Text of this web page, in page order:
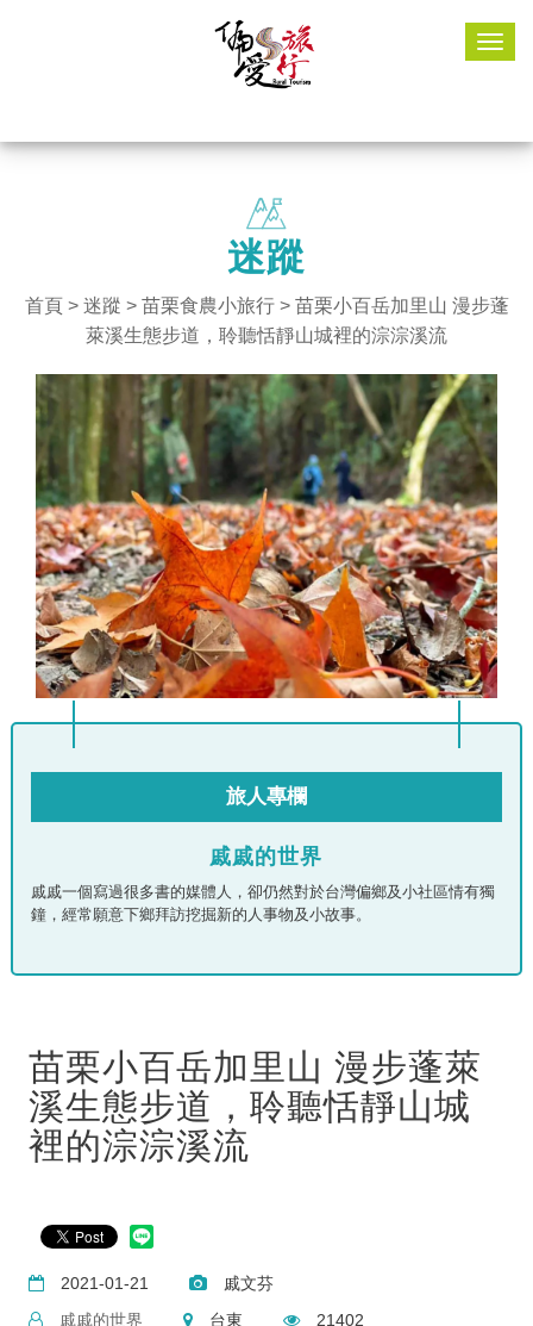
迷蹤
首頁> 迷蹤 > 苗栗食農小旅行> 苗栗小百岳加里山 漫步蓬
萊溪生態步道，聆聽恬靜山城裡的淙淙溪流
旅人專欄
戚戚的世界
戚戚一個寫過很多書的媒體人，卻仍然對於台灣偏鄉及小社區情有獨
鐘，經常願意下鄉拜訪挖掘新的人事物及小故事。
苗栗小百岳加里山 漫步蓬萊
溪生態步道，聆聽恬靜山城
裡的淙淙溪流
2021-01-21
戚文芬
戚戚的世界
台東 21402